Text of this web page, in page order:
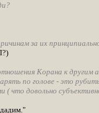
за их
Корана к
по голове - это
что довольно